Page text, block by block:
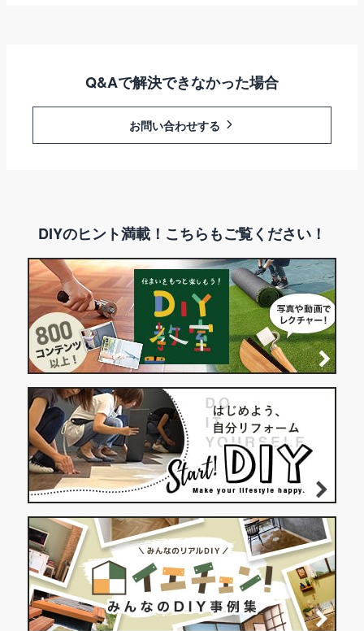
Q&Aで解決できなかった場合
お問い合わせする
DIYのヒント満載！こちらもご覧ください！